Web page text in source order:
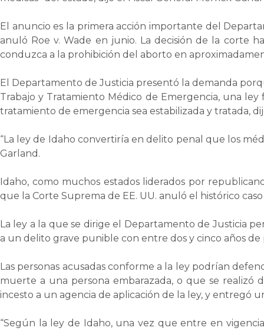
El anuncio es la primera acción importante del
anuló Roe v. Wade en junio. La decisión de la corte
conduzca a la prohibición del aborto en
El Departamento de Justicia presentó la demanda
Trabajo y Tratamiento Médico de Emergencia, una
tratamiento de emergencia sea estabilizada y tratada,
“La ley de Idaho convertiría en delito penal que los
Garland.
Idaho, como muchos estados liderados por
que la Corte Suprema de EE. UU. anuló el histórico
La ley a la que se dirige el Departamento de Justicia
a un delito grave punible con entre dos y cinco años de
Las personas acusadas conforme a la ley podrían
muerte a una persona embarazada, o que se realizó
incesto a un agencia de aplicación de la ley, y entregó
“Según la ley de Idaho, una vez que entre en